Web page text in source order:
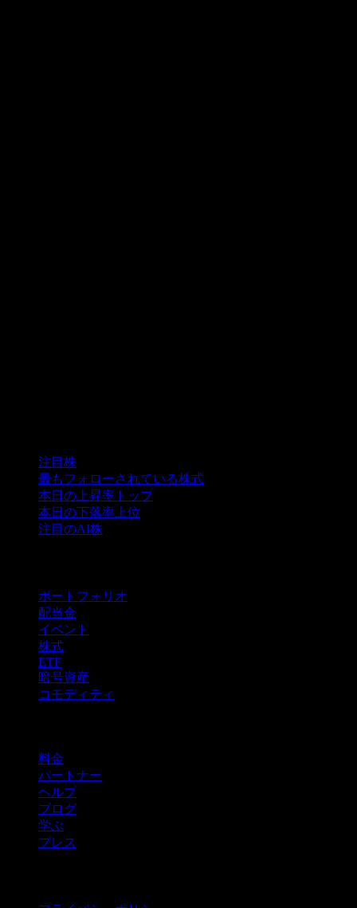
注目株
最もフォローされている株式
本日の上昇率トップ
本日の下落率上位
注目のAI株
ポートフォリオ
配当金
イベント
株式
ETF
暗号資産
コモディティ
料金
パートナー
ヘルプ
ブログ
学ぶ
プレス